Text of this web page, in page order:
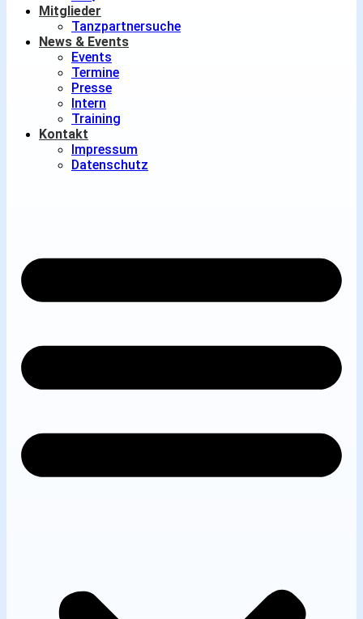
Mitglieder
Tanzpartnersuche
News & Events
Events
Termine
Presse
Intern
Training
Kontakt
Impressum
Datenschutz